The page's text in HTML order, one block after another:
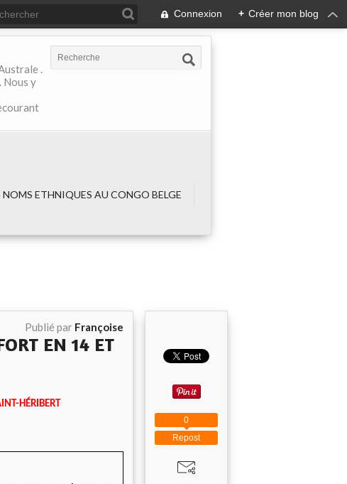
Connexion + Créer mon blog
.
Nous y
ETHNIQUES AU CONGO BELGE
Publié par Françoise
EN 14 ET
HÉRIBERT
Repost
0